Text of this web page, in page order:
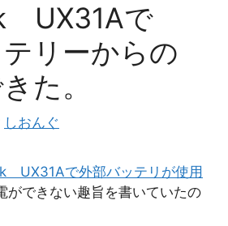
UX31Aで
リーからの
た。
しおんぐ
UX31Aで外部バッテリが使用
できない趣旨を書いていたの